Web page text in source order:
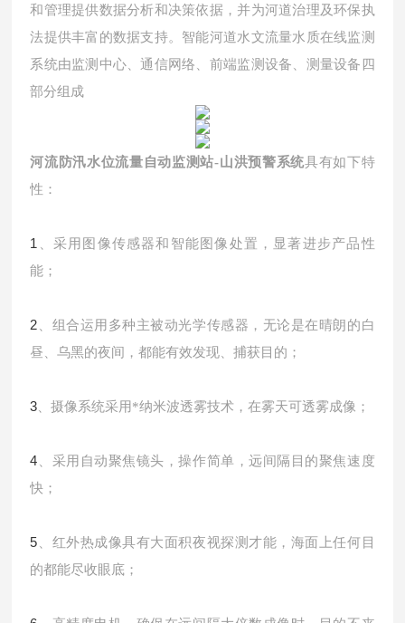
和管理提供数据分析和决策依据，并为河道治理及环保执
法提供丰富的数据支持。智能河道水文流量水质在线监测
系统由监测中心、通信网络、前端监测设备、测量设备四
部分组成
河流防汛水位流量自动监测站-山洪预警系统具有如下特
性：
1 、采用图像传感器和智能图像处置，显著进步产品性
能；
2 、组合运用多种主被动光学传感器，无论是在晴朗的白
昼、乌黑的夜间，都能有效发现、捕获目的；
3 、摄像系统采用*纳米波透雾技术，在雾天可透雾成像；
4 、采用自动聚焦镜头，操作简单，远间隔目的聚焦速度
快；
5 、红外热成像具有大面积夜视探测才能，海面上任何目
的都能尽收眼底；